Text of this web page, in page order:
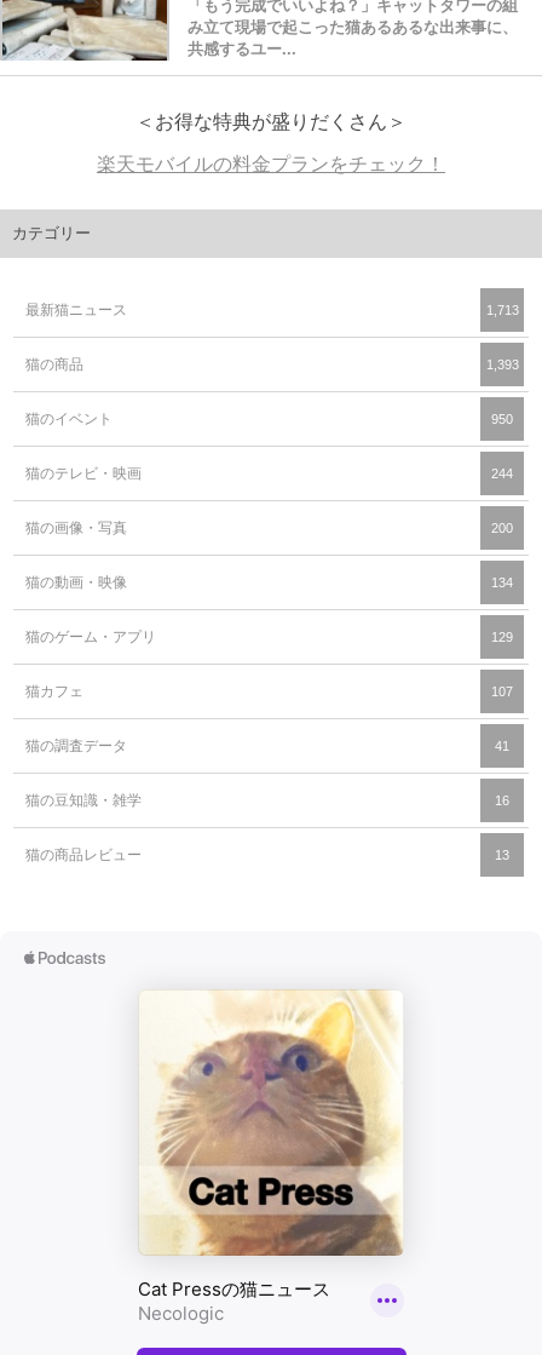
「もう完成でいいよね？」キャットタワーの組
み立て現場で起こった猫あるあるな出来事に、
共感するユー...
＜お得な特典が盛りだくさん＞
楽天モバイルの料金プランをチェック！
カテゴリー
最新猫ニュース 1,713
猫の商品 1,393
猫のイベント 950
猫のテレビ・映画 244
猫の画像・写真 200
猫の動画・映像 134
猫のゲーム・アプリ 129
猫カフェ 107
猫の調査データ 41
猫の豆知識・雑学 16
猫の商品レビュー 13